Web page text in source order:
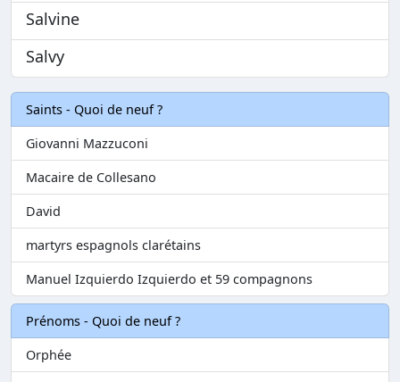
Salvine
Salvy
Saints - Quoi de neuf ?
Giovanni Mazzuconi
Macaire de Collesano
David
martyrs espagnols clarétains
Manuel Izquierdo Izquierdo et 59 compagnons
Prénoms - Quoi de neuf ?
Orphée